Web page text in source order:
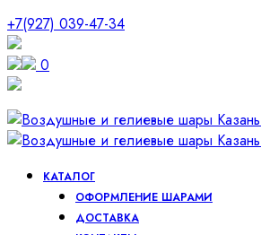
+7(927) 039-47-34
0
КАТАЛОГ
ОФОРМЛЕНИЕ ШАРАМИ
ДОСТАВКА